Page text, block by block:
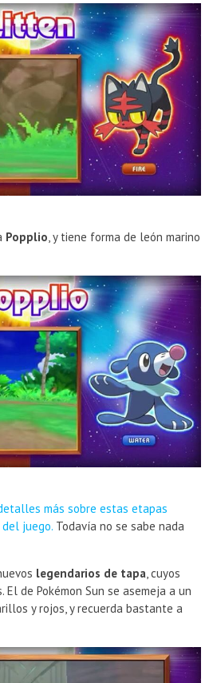
Popplio , y tiene forma de león marino
más sobre estas etapas
juego. Todavía no se sabe nada
legendarios de tapa, cuyos
El de Pokémon Sun se asemeja a un
y rojos, y recuerda bastante a